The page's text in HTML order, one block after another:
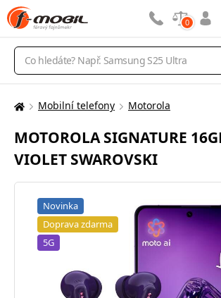
Vyhledávání
0
Zde
nacházíte:
Mobilní telefony Motorola
MOTOROLA SIGNATURE
VIOLET SWAROVSKI
Novinka
Doprava zdarma
5G